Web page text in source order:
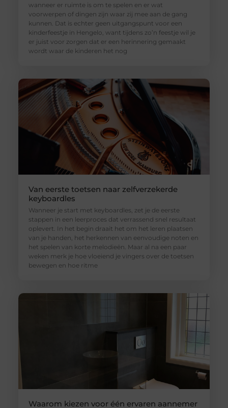
wanneer er ruimte is om te spelen en er wat
voorwerpen of dingen zijn waar zij mee aan de gang
kunnen. Dat is echter geen uitgangspunt voor een
kinderfeestje in Hengelo, want tijdens zo’n feestje wil je
er juist voor zorgen dat er een herinnering gemaakt
wordt waar de kinderen het nog
Van eerste toetsen naar zelfverzekerde
keyboardles
Wanneer je start met keyboardles, zet je de eerste
stappen in een leerproces dat verrassend snel resultaat
oplevert. In het begin draait het om het leren plaatsen
van je handen, het herkennen van eenvoudige noten en
het spelen van korte melodieën. Maar al na een paar
weken merk je hoe vloeiend je vingers over de toetsen
bewegen en hoe ritme
Waarom kiezen voor één ervaren aannemer